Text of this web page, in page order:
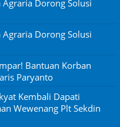
Dorong Solusi
Dorong Solusi
Bantuan Korban
Paryanto
Kembali Dapati
Wewenang Plt Sekdin